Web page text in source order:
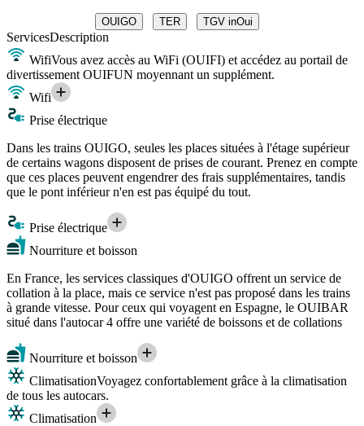
OUIGO TER TGV inOui
ServicesDescription
WifiVous avez accès au WiFi (OUIFI) et accédez au portail de
divertissement OUIFUN moyennant un supplément.
Wifi
Prise électrique
Dans les trains OUIGO, seules les places situées à l'étage supérieur
de certains wagons disposent de prises de courant. Prenez en compte
que ces places peuvent engendrer des frais supplémentaires, tandis
que le pont inférieur n'en est pas équipé du tout.
Prise électrique
Nourriture et boisson
En France, les services classiques d'OUIGO offrent un service de
collation à la place, mais ce service n'est pas proposé dans les trains
à grande vitesse. Pour ceux qui voyagent en Espagne, le OUIBAR
situé dans l'autocar 4 offre une variété de boissons et de collations
Nourriture et boisson
ClimatisationVoyagez confortablement grâce à la climatisation
de tous les autocars.
Climatisation